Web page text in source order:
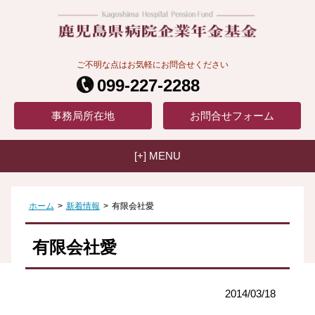
ご不明な点はお気軽にお問合せください
099-227-2288
事務局所在地 お問合せフォーム
[+] MENU
ホーム > 新着情報 > 有限会社愛
有限会社愛
2014/03/18